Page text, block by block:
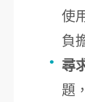
使
負
尋
題